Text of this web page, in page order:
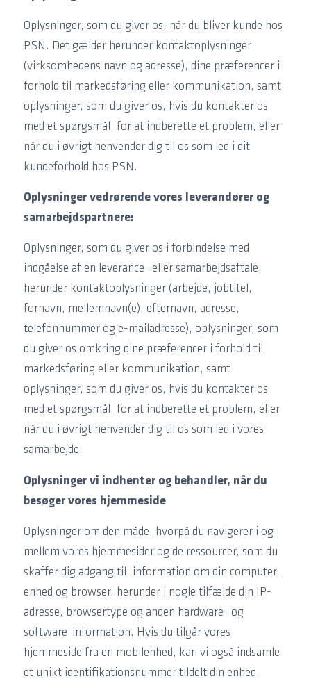
Oplysninger, som du giver os, når du bliver kunde hos
PSN. Det gælder herunder kontaktoplysninger
(virksomhedens navn og adresse), dine præferencer i
forhold til markedsføring eller kommunikation, samt
oplysninger, som du giver os, hvis du kontakter os
med et spørgsmål, for at indberette et problem, eller
når du i øvrigt henvender dig til os som led i dit
kundeforhold hos PSN.
Oplysninger vedrørende vores leverandører og
samarbejdspartnere:
Oplysninger, som du giver os i forbindelse med
indgåelse af en leverance- eller samarbejdsaftale,
herunder kontaktoplysninger (arbejde, jobtitel,
fornavn, mellemnavn(e), efternavn, adresse,
telefonnummer og e-mailadresse), oplysninger, som
du giver os omkring dine præferencer i forhold til
markedsføring eller kommunikation, samt
oplysninger, som du giver os, hvis du kontakter os
med et spørgsmål, for at indberette et problem, eller
når du i øvrigt henvender dig til os som led i vores
samarbejde.
Oplysninger vi indhenter og behandler, når du
besøger vores hjemmeside
Oplysninger om den måde, hvorpå du navigerer i og
mellem vores hjemmesider og de ressourcer, som du
skaffer dig adgang til, information om din computer,
enhed og browser, herunder i nogle tilfælde din IP-
adresse, browsertype og anden hardware- og
software-information. Hvis du tilgår vores
hjemmeside fra en mobilenhed, kan vi også indsamle
et unikt identifikationsnummer tildelt din enhed.